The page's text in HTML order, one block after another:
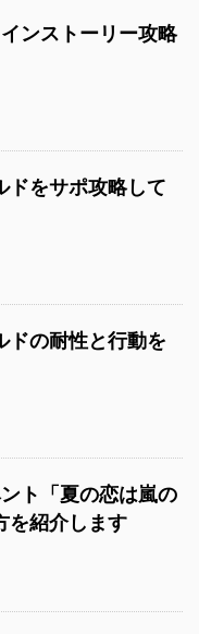
ンストーリー攻略
ドをサポ攻略して
ドの耐性と行動を
ト「夏の恋は嵐の
を紹介します